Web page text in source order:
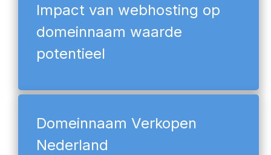
Impact van webhosting op
domeinnaam waarde
potentieel
Domeinnaam Verkopen
Nederland